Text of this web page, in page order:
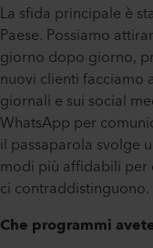
La sfida principale è
Paese. Possiamo
giorno dopo giorno,
nuovi clienti facciamo
giornali e sui social
WhatsApp per
il passaparola svolge
modi più affidabili per
ci contraddistinguono.
Che programmi